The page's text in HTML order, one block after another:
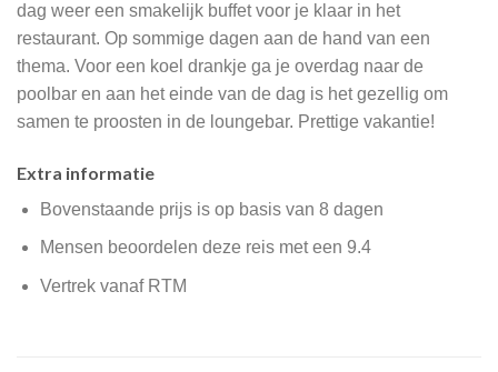
dag weer een smakelijk buffet voor je klaar in het
restaurant. Op sommige dagen aan de hand van een
thema. Voor een koel drankje ga je overdag naar de
poolbar en aan het einde van de dag is het gezellig om
samen te proosten in de loungebar. Prettige vakantie!
Extra informatie
Bovenstaande prijs is op basis van 8 dagen
Mensen beoordelen deze reis met een 9.4
Vertrek vanaf RTM